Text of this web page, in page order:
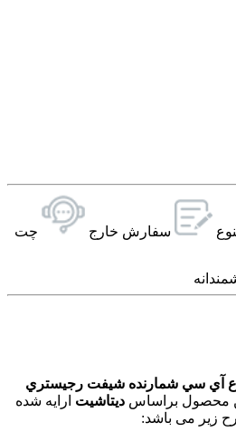
سفارش خارج چت
آي سي شمارنده شیفت رجیستري
محصول براساس دیتاشیت ارایه شده
زیر می باشد: